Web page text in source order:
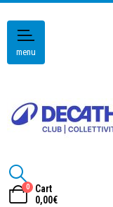
menu
0
Cart
0,00€